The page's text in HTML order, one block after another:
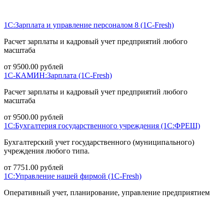
1С:Зарплата и управление персоналом 8 (1С-Fresh)
Расчет зарплаты и кадровый учет предприятий любого
масштаба
от 9500.00 рублей
1С-КАМИН:Зарплата (1С-Fresh)
Расчет зарплаты и кадровый учет предприятий любого
масштаба
от 9500.00 рублей
1С:Бухгалтерия государственного учреждения (1С:ФРЕШ)
Бухгалтерский учет государственного (муниципального)
учреждения любого типа.
от 7751.00 рублей
1С:Управление нашей фирмой (1С-Fresh)
Оперативный учет, планирование, управление предприятием